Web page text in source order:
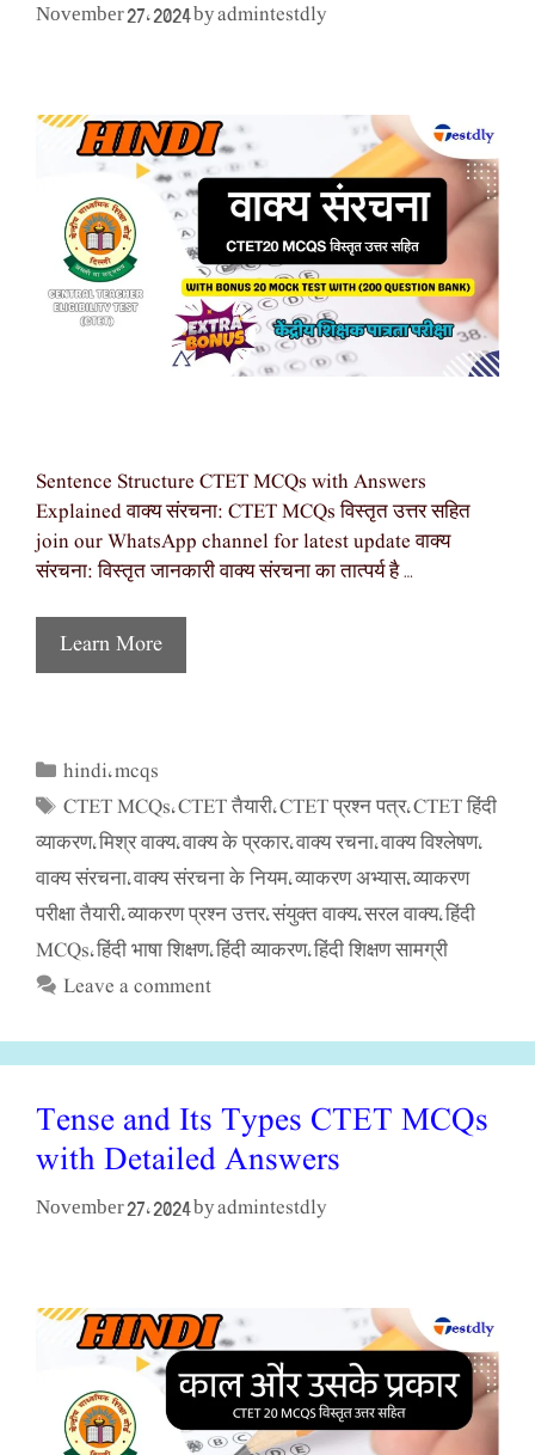
November 27, 2024 byadmintestdly
Sentence Structure CTET MCQs with Answers
Explained वाक्य संरचना: CTET MCQs विस्तृत उत्तर सहित
join our WhatsApp channel for latest update वाक्य
संरचना: विस्तृत जानकारी वाक्य संरचना का तात्पर्य है …
Learn More
Categories
hindi,mcqs
Tags
CTET MCQs,CTET तैयारी,CTET प्रश्न पत्र,CTET हिंदी
व्याकरण,मिश्र वाक्य,वाक्य के प्रकार,वाक्य रचना,वाक्य विश्लेषण,
वाक्य संरचना,वाक्य संरचना के नियम,व्याकरण अभ्यास,व्याकरण
परीक्षा तैयारी,व्याकरण प्रश्न उत्तर,संयुक्त वाक्य,सरल वाक्य,हिंदी
MCQs,हिंदी भाषा शिक्षण,हिंदी व्याकरण,हिंदी शिक्षण सामग्री
Leave a comment
Tense and Its Types CTET MCQs
with Detailed Answers
November 27, 2024 byadmintestdly